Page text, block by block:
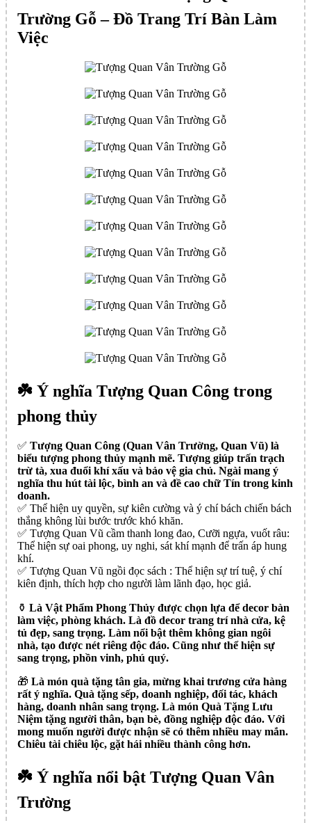
Trường Gỗ – Đồ Trang Trí Bàn Làm
Việc
☘️ Ý nghĩa Tượng Quan Công trong
phong thủy
✅️ Tượng Quan Công (Quan Vân Trường, Quan Vũ) là
biểu tượng phong thủy mạnh mẽ. Tượng giúp trấn trạch
trừ tà, xua đuổi khí xấu và bảo vệ gia chủ. Ngài mang ý
nghĩa thu hút tài lộc, bình an và đề cao chữ Tín trong kinh
doanh.
✅️ Thể hiện uy quyền, sự kiên cường và ý chí bách chiến bách
thắng không lùi bước trước khó khăn.
✅️ Tượng Quan Vũ cầm thanh long đao, Cưỡi ngựa, vuốt râu:
Thể hiện sự oai phong, uy nghi, sát khí mạnh để trấn áp hung
khí.
✅️ Tượng Quan Vũ ngồi đọc sách : Thể hiện sự trí tuệ, ý chí
kiên định, thích hợp cho người làm lãnh đạo, học giả.
⚱️ Là Vật Phẩm Phong Thủy được chọn lựa để decor bàn
làm việc, phòng khách. Là đồ decor trang trí nhà cửa, kệ
tủ đẹp, sang trọng. Làm nổi bật thêm không gian ngôi
nhà, tạo được nét riêng độc đáo. Cũng như thể hiện sự
sang trọng, phồn vinh, phú quý.
🎁 Là món quà tặng tân gia, mừng khai trương cửa hàng
rất ý nghĩa. Quà tặng sếp, doanh nghiệp, đối tác, khách
hàng, doanh nhân sang trọng. Là món Quà Tặng Lưu
Niệm tặng người thân, bạn bè, đồng nghiệp độc đáo. Với
mong muốn người được nhận sẽ có thêm nhiều may mắn.
Chiêu tài chiêu lộc, gặt hái nhiều thành công hơn.
☘️ Ý nghĩa nổi bật Tượng Quan Vân
Trường